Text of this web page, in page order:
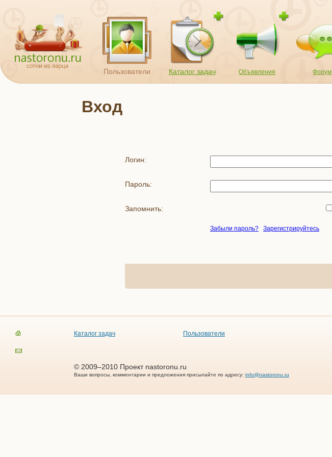
Пользователи Каталог задач Объявления Форум
Вход
Логин:
Пароль:
Запомнить:
Забыли пароль? Зарегистрируйтесь
Каталог задач Пользователи
© 2009–2010 Проект nastoronu.ru
Ваши вопросы, комментарии и предложения присылайте по адресу: info@nastoronu.ru